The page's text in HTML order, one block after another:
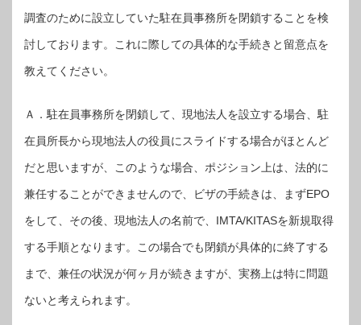
調査のために設立していた駐在員事務所を閉鎖することを検
討しております。これに際しての具体的な手続きと留意点を
教えてください。
Ａ．駐在員事務所を閉鎖して、現地法人を設立する場合、駐
在員所長から現地法人の役員にスライドする場合がほとんど
だと思いますが、このような場合、ポジション上は、法的に
兼任することができませんので、ビザの手続きは、まずEPO
をして、その後、現地法人の名前で、IMTA/KITASを新規取得
する手順となります。この場合でも閉鎖が具体的に終了する
まで、兼任の状況が何ヶ月が続きますが、実務上は特に問題
ないと考えられます。